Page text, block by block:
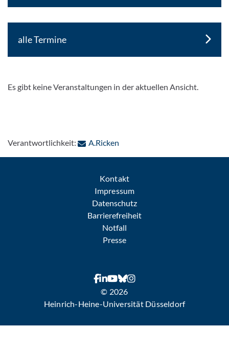
alle Termine
Es gibt keine Veranstaltungen in der aktuellen Ansicht.
Verantwortlichkeit: A.Ricken
Kontakt
Impressum
Datenschutz
Barrierefreiheit
Notfall
Presse
© 2026
Heinrich-Heine-Universität Düsseldorf